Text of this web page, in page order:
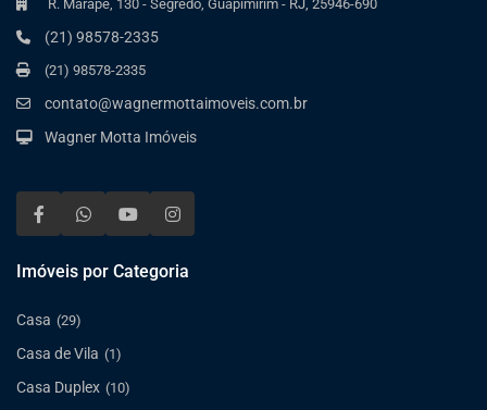
R. Marape, 130 - Segredo, Guapimirim - RJ, 25946-690
(21) 98578-2335
(21) 98578-2335
contato@wagnermottaimoveis.com.br
Wagner Motta Imóveis
Imóveis por Categoria
Casa (29)
Casa de Vila (1)
Casa Duplex (10)